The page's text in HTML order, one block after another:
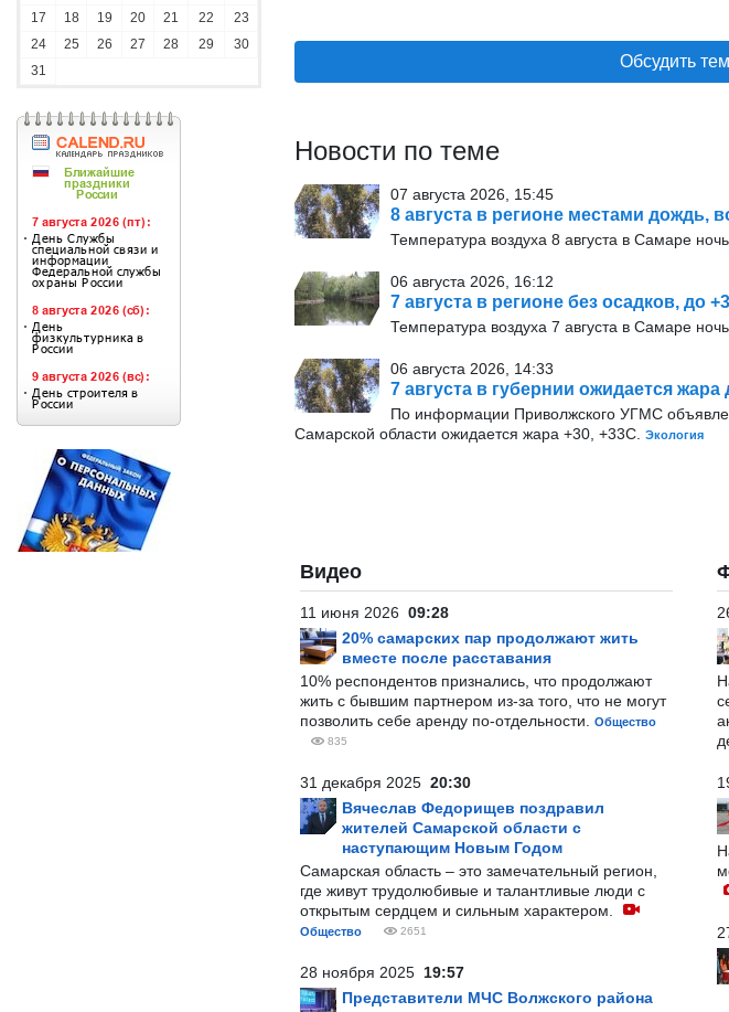
17
18 19 20 21 22
23
24
25 26 27 28 29
30
31
Обсудить
Новости по теме
07 августа 2026, 15:45
8 августа в регионе местами дождь,
Температура воздуха 8 августа в Самаре
06 августа 2026, 16:12
7 августа в регионе без осадков, до
Температура воздуха 7 августа в Самаре
06 августа 2026, 14:33
7 августа в губернии ожидается жара
По информации Приволжского УГМС
Самарской области ожидается жара +30, +33С.
Экология
Видео
11 июня 2026 09:28
20% самарских пар продолжают жить
вместе после расставания
10% респондентов признались, что продолжают
жить с бывшим партнером из-за того, что не могут
позволить себе аренду по-отдельности.
Общество
835
31 декабря 2025 20:30
Вячеслав Федорищев поздравил
жителей Самарской области с
наступающим Новым Годом
Самарская область – это замечательный регион,
где живут трудолюбивые и талантливые люди с
открытым сердцем и сильным характером.
Общество 2651
28 ноября 2025 19:57
Представители МЧС Волжского района